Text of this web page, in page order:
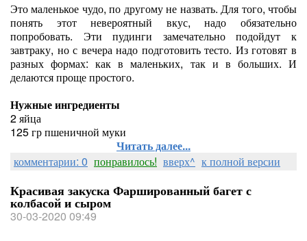
Это маленькое чудо, по другому не назвать. Для того, чтобы
понять этот невероятный вкус, надо обязательно
попробовать. Эти пудинги замечательно подойдут к
завтраку, но с вечера надо подготовить тесто. Из готовят в
разных формах: как в маленьких, так и в больших. И
делаются проще простого.
Нужные ингредиенты
2 яйца
125 гр пшеничной муки
Читать далее...
комментарии: 0 понравилось! вверх^ к полной версии
Красивая закуска Фаршированный багет с
колбасой и сыром
30-03-2020 09:49